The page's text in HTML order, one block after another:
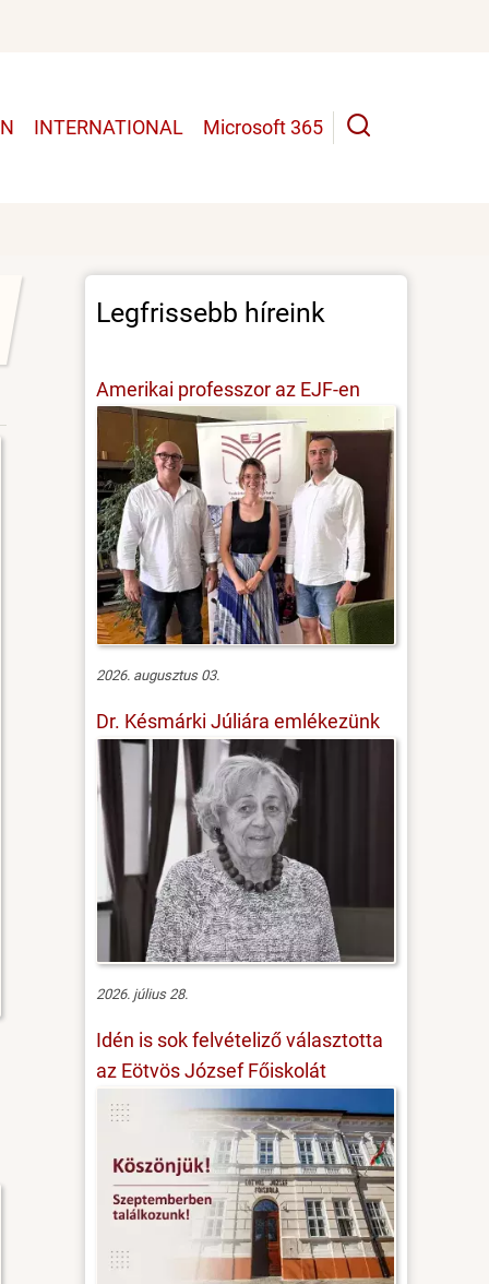
INTERNATIONAL Microsoft 365
Legfrissebb híreink
Amerikai professzor az EJF-en
2026. augusztus 03.
Dr. Késmárki Júliára emlékezünk
2026. július 28.
Idén is sok felvételiző választotta
az Eötvös József Főiskolát